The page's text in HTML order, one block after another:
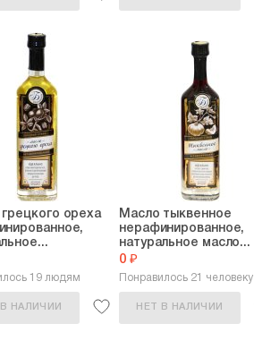
ореха
19 людям
НАЛИЧИИ
Масло тыквенное
нерафинированное,
натуральное масло...
0 ₽
Понравилось 21 человеку
НЕТ В НАЛИЧИИ